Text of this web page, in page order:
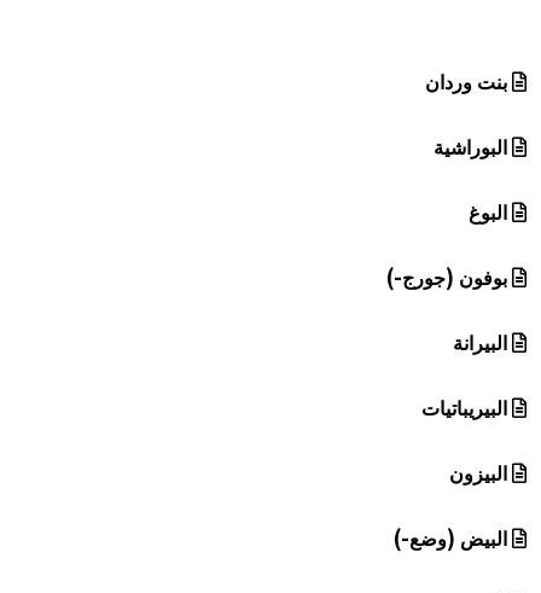
بنت وردان
البوراشية
البوغ
بوفون (جورج-)
البيرانة
البيريباتيات
البيزون
البيض (وضع-)